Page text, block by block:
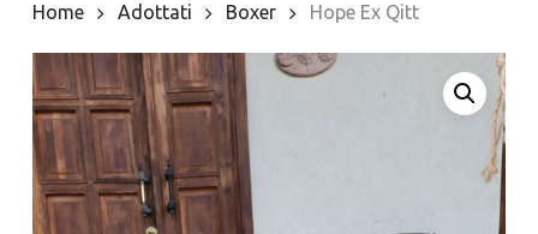
Home Adottati Boxer Hope Ex Qitt